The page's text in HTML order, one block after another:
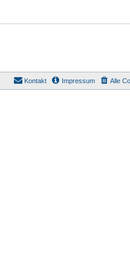
Alle
Impressum
Kontakt